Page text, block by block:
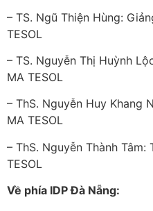
– TS. Ngũ Thiện Hùng:
TESOL
– TS. Nguyễn Thị Huỳnh
MA TESOL
– ThS. Nguyễn Huy Khang
MA TESOL
– ThS. Nguyễn Thành
TESOL
Về phía IDP Đà Nẵng: